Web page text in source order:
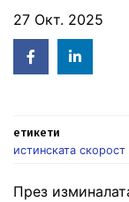
27 Окт. 2025
Facebook
in
етикети
истинската
През